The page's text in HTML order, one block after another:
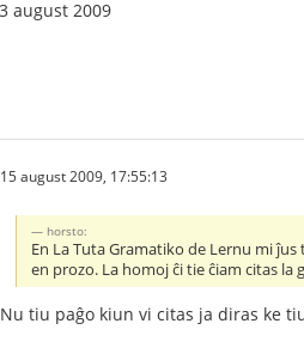
august 2009
15 august 2009, 17:55:13
horsto:
En La Tuta Gramatiko de Lernu mi
en prozo. La homoj ĉi tie ĉiam citas
Nu tiu paĝo kiun vi citas ja diras ke